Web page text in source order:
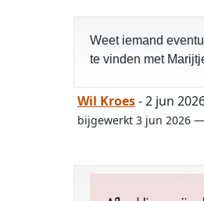
Weet iemand
te vinden met
Wil Kroes- 2 jun
bijgewerkt 3 jun 2026